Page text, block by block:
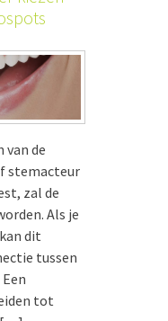
van de
stemacteur
zal de
Als je
dit
tussen
tot